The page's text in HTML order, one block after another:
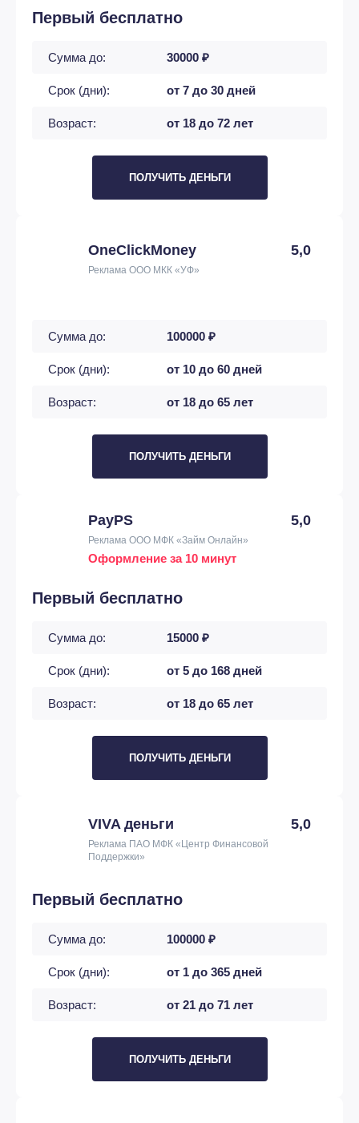
Первый бесплатно
Сумма до: 30000 ₽
Срок (дни): от 7 до 30 дней
Возраст: от 18 до 72 лет
ПОЛУЧИТЬ ДЕНЬГИ
OneClickMoney 5,0
Реклама ООО МКК «УФ»
Сумма до: 100000 ₽
Срок (дни): от 10 до 60 дней
Возраст: от 18 до 65 лет
ПОЛУЧИТЬ ДЕНЬГИ
PayPS 5,0
Реклама ООО МФК «Займ Онлайн»
Оформление за 10 минут
Первый бесплатно
Сумма до: 15000 ₽
Срок (дни): от 5 до 168 дней
Возраст: от 18 до 65 лет
ПОЛУЧИТЬ ДЕНЬГИ
VIVA деньги 5,0
Реклама ПАО МФК «Центр Финансовой
Поддержки»
Первый бесплатно
Сумма до: 100000 ₽
Срок (дни): от 1 до 365 дней
Возраст: от 21 до 71 лет
ПОЛУЧИТЬ ДЕНЬГИ